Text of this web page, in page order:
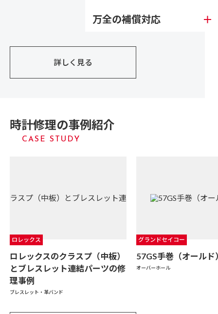
万全の補償対応
詳しく見る
時計修理の事例紹介
CASE STUDY
ロレックス
ロレックスのクラスプ（中板）
とブレスレット連結パーツの修
理事例
ブレスレット・革バンド
グランドセイコー
57GS手巻（オールド
オーバーホール